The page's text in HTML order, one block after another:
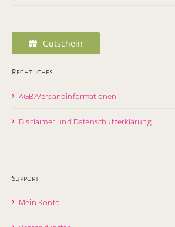
Gutschein
Rechtliches
AGB/Versandinformationen
Disclaimer und Datenschutzerklärung
Support
Mein Konto